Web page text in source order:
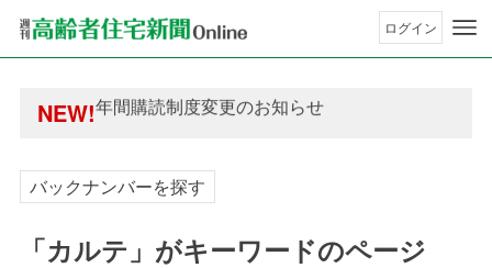
ログイン
NEW!
年間購読制度変更のお知らせ
高齢者住宅新聞 無料会員の皆様へ閲覧本数変更
高齢者住宅新聞 無料会員の皆様へ閲覧本数変更
バックナンバーを探す
「カルテ」がキーワードのページ